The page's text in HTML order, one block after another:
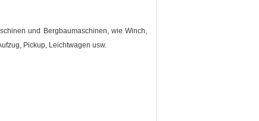
und Bergbaumaschinen, wie Winch,
Pickup, Leichtwagen usw.